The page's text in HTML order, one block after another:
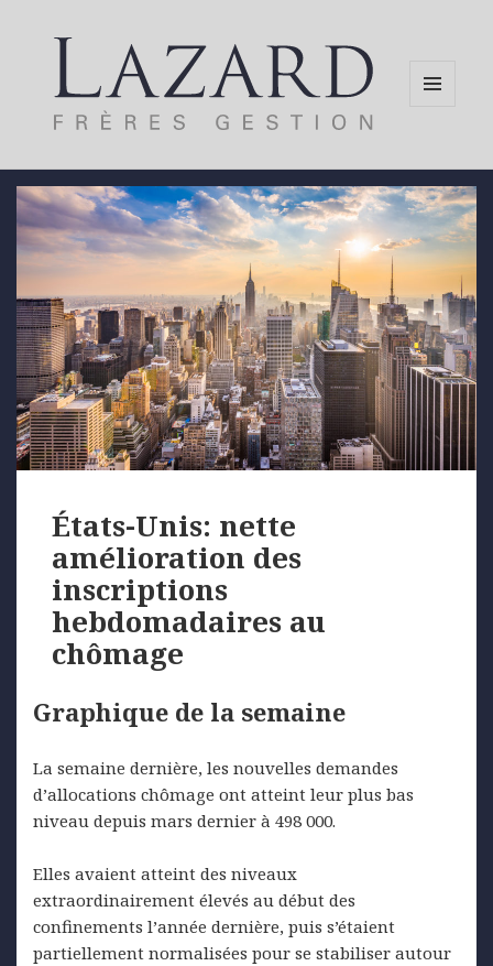
États-Unis: nette
amélioration des
inscriptions
hebdomadaires au
chômage
Graphique de la semaine
La semaine dernière, les nouvelles demandes
d’allocations chômage ont atteint leur plus bas
niveau depuis mars dernier à 498 000.
Elles avaient atteint des niveaux
extraordinairement élevés au début des
confinements l’année dernière, puis s’étaient
partiellement normalisées pour se stabiliser autour